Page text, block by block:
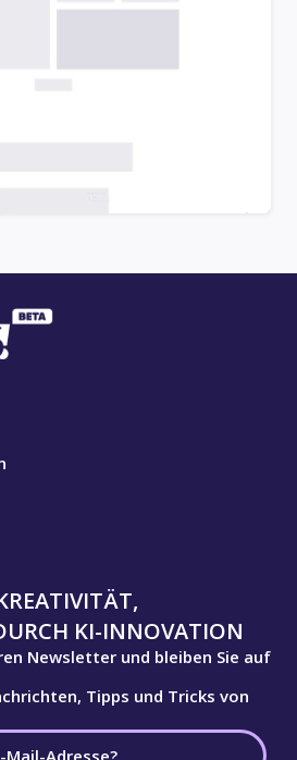
KI-INNOVATION
Newsletter und bleiben Sie auf
Tipps und Tricks von